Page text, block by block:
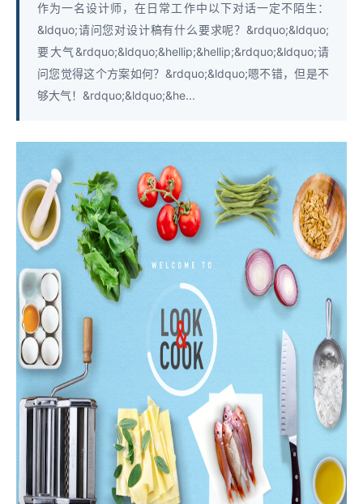
作为一名设计师，在日常工作中以下对话一定不陌生：
&ldquo;请问您对设计稿有什么要求呢？&rdquo;&ldquo;
要大气&rdquo;&ldquo;&hellip;&hellip;&rdquo;&ldquo;请
问您觉得这个方案如何？&rdquo;&ldquo;嗯不错，但是不
够大气！&rdquo;&ldquo;&he...